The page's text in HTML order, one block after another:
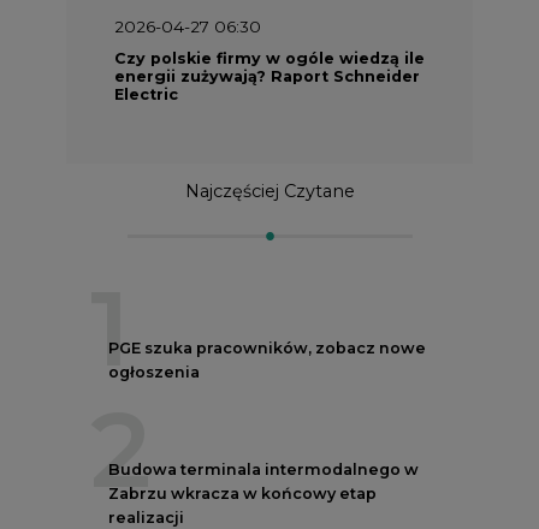
2026-04-27 06:30
Czy polskie firmy w ogóle wiedzą ile
energii zużywają? Raport Schneider
Electric
Najczęściej Czytane
1
PGE szuka pracowników, zobacz nowe
ogłoszenia
2
Budowa terminala intermodalnego w
Zabrzu wkracza w końcowy etap
realizacji